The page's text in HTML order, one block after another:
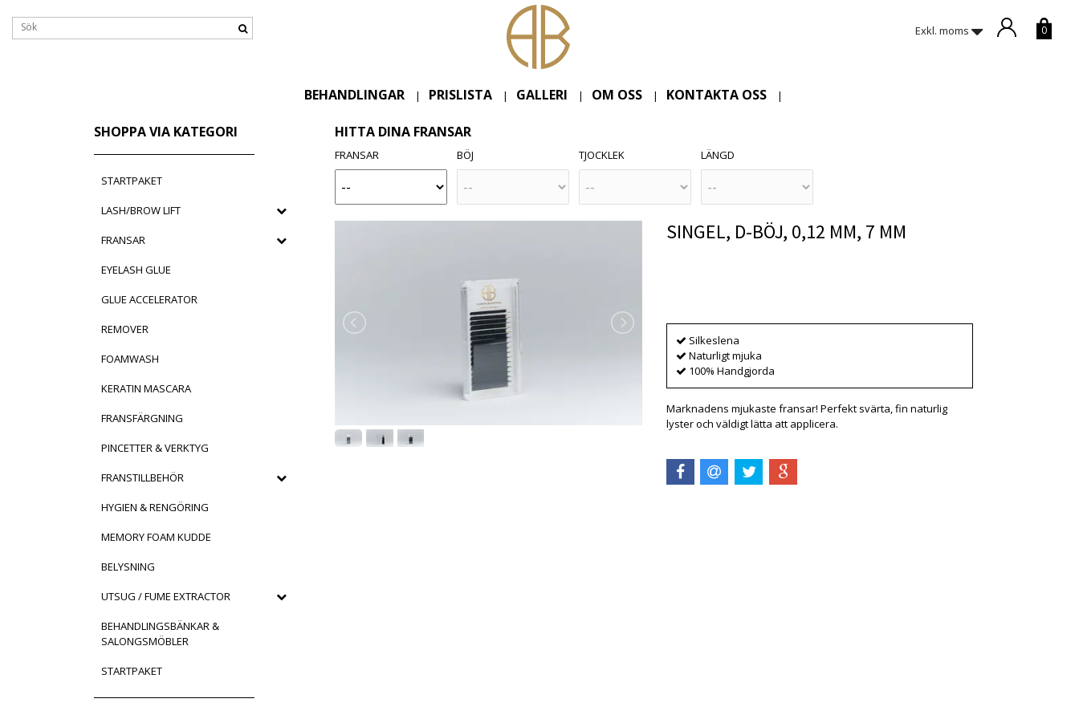
Exkl. moms 0
BEHANDLINGAR | PRISLISTA | GALLERI | OM OSS | KONTAKTA OSS |
SHOPPA VIA KATEGORI
STARTPAKET
LASH/BROW LIFT
FRANSAR
EYELASH GLUE
GLUE ACCELERATOR
REMOVER
FOAMWASH
KERATIN MASCARA
FRANSFÄRGNING
PINCETTER & VERKTYG
FRANSTILLBEHÖR
HYGIEN & RENGÖRING
MEMORY FOAM KUDDE
BELYSNING
UTSUG / FUME EXTRACTOR
BEHANDLINGSBÄNKAR &
SALONGSMÖBLER
STARTPAKET
HITTA DINA FRANSAR
FRANSAR BÖJ TJOCKLEK LÄNGD
SINGEL, D-BÖJ, 0,12 MM, 7 MM
Silkeslena
Naturligt mjuka
100% Handgjorda
Marknadens mjukaste fransar! Perfekt svärta, fin naturlig
lyster och väldigt lätta att applicera.